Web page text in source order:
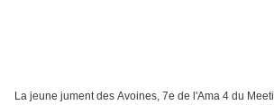
La jeune jument des Avoines, 7e de l'Ama 4 du